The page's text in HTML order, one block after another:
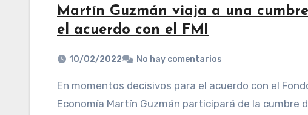
Martín Guzmán viaja a una
el acuerdo con el FMI
10/02/2022 No hay comentarios
En momentos decisivos para el acuerdo con el Fondo Monetario Internacional, el ministro de
Economía Martín Guzmán participará de la cumbre